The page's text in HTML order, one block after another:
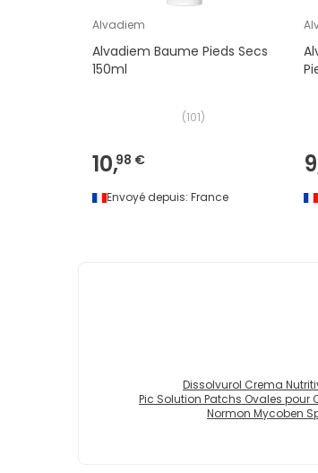
Alvadiem
Alvadiem Baume Pieds Secs
150ml
(101)
10,98 €
Envoyé depuis: France
Dissolvurol Crema
Pic Solution Patchs Ovales pour
Normon Mycoben